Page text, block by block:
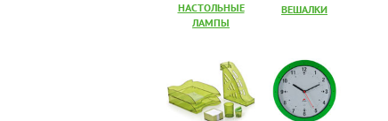
НАСТОЛЬНЫЕ
ЛАМПЫ
ВЕШАЛКИ